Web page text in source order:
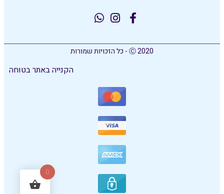
Ⓒ 2020 - כל הזכויות שמורות
הקנייה באתר בטוחה
0